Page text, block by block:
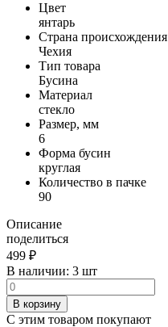
Цвет
янтарь
Страна происхождения
Чехия
Тип товара
Бусина
Материал
стекло
Размер, мм
6
Форма бусин
круглая
Количество в пачке
90
Описание
поделиться
499 ₽
В наличии: 3 шт
В корзину
С этим товаром покупают